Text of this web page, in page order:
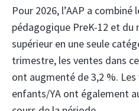
Pour 2026, l’AAP a
pédagogique PreK-12 et
supérieur en une seule
trimestre, les ventes dans
ont augmenté de 3,2 %.
enfants/YA ont également